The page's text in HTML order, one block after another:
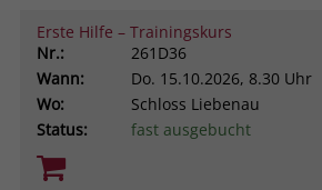
Erste Hilfe – Trainingskurs
Nr.:
261D36
Wann:
Do. 15.10.2026, 8.30 Uhr
Wo:
Schloss Liebenau
Status:
fast ausgebucht